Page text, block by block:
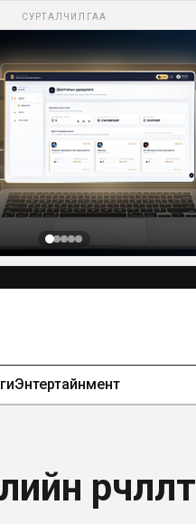
СУРТАЛЧИЛГАА
Энтертайнмент
өөрчлөлт